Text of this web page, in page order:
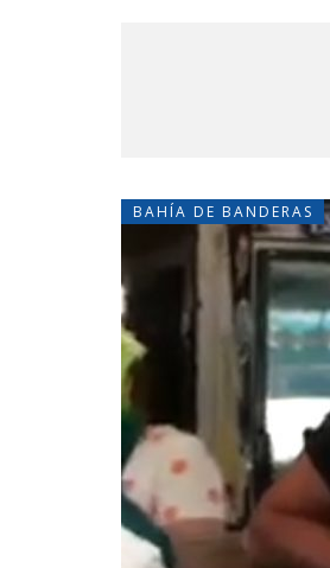
BAHÍA DE BANDERAS